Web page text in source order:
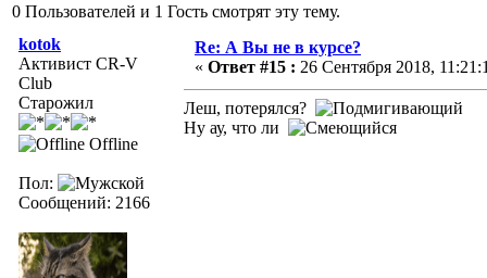
0 Пользователей и 1 Гость смотрят эту тему.
kotok
Активист CR-V
Club
Старожил
Offline
Пол:
Сообщений: 2166
Re: А Вы не в курсе?
« Ответ #15 : 26 Сентября 2018,
Леш, потерялся?
Ну ау, что ли